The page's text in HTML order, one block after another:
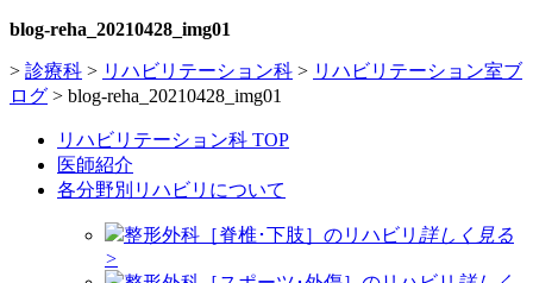
blog-reha_20210428_img01
> 診療科 > リハビリテーション科 > リハビリテーション室ブ
ログ > blog-reha_20210428_img01
リハビリテーション科 TOP
医師紹介
各分野別リハビリについて
整形外科［脊椎･下肢］のリハビリ 詳しく見る
>